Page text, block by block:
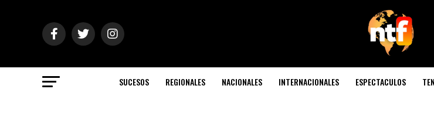
SUCESOS REGIONALES NACIONALES INTERNACIONALES ESPECTACULOS